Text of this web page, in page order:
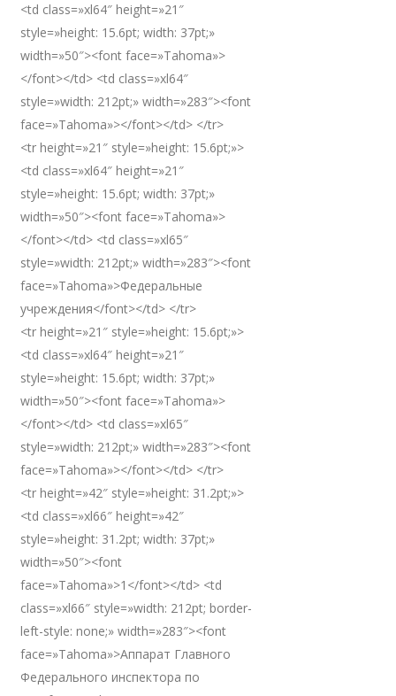
<td class=»xl64″ height=»21″
style=»height: 15.6pt; width: 37pt;»
width=»50″><font face=»Tahoma»>
</font></td> <td class=»xl64″
style=»width: 212pt;» width=»283″><font
face=»Tahoma»></font></td> </tr>
<tr height=»21″ style=»height: 15.6pt;»>
<td class=»xl64″ height=»21″
style=»height: 15.6pt; width: 37pt;»
width=»50″><font face=»Tahoma»>
</font></td> <td class=»xl65″
style=»width: 212pt;» width=»283″><font
face=»Tahoma»>Федеральные
учреждения</font></td> </tr>
<tr height=»21″ style=»height: 15.6pt;»>
<td class=»xl64″ height=»21″
style=»height: 15.6pt; width: 37pt;»
width=»50″><font face=»Tahoma»>
</font></td> <td class=»xl65″
style=»width: 212pt;» width=»283″><font
face=»Tahoma»></font></td> </tr>
<tr height=»42″ style=»height: 31.2pt;»>
<td class=»xl66″ height=»42″
style=»height: 31.2pt; width: 37pt;»
width=»50″><font
face=»Tahoma»>1</font></td> <td
class=»xl66″ style=»width: 212pt; border-
left-style: none;» width=»283″><font
face=»Tahoma»>Аппарат Главного
Федерального инспектора по